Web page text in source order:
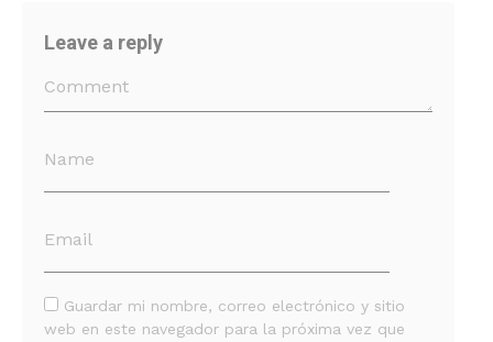
Leave a reply
Guardar mi nombre, correo electrónico y sitio
web en este navegador para la próxima vez que